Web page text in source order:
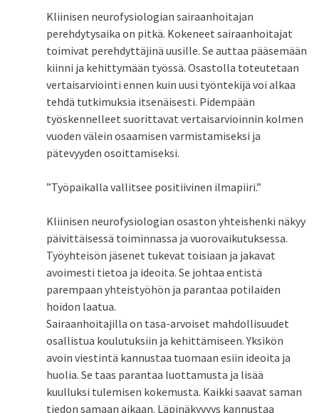
Kliinisen neurofysiologian sairaanhoitajan
perehdytysaika on pitkä. Kokeneet sairaanhoitajat
toimivat perehdyttäjinä uusille. Se auttaa pääsemään
kiinni ja kehittymään työssä. Osastolla toteutetaan
vertaisarviointi ennen kuin uusi työntekijä voi alkaa
tehdä tutkimuksia itsenäisesti. Pidempään
työskennelleet suorittavat vertaisarvioinnin kolmen
vuoden välein osaamisen varmistamiseksi ja
pätevyyden osoittamiseksi.
”Työpaikalla vallitsee positiivinen ilmapiiri.”
Kliinisen neurofysiologian osaston yhteishenki näkyy
päivittäisessä toiminnassa ja vuorovaikutuksessa.
Työyhteisön jäsenet tukevat toisiaan ja jakavat
avoimesti tietoa ja ideoita. Se johtaa entistä
parempaan yhteistyöhön ja parantaa potilaiden
hoidon laatua.
Sairaanhoitajilla on tasa-arvoiset mahdollisuudet
osallistua koulutuksiin ja kehittämiseen. Yksikön
avoin viestintä kannustaa tuomaan esiin ideoita ja
huolia. Se taas parantaa luottamusta ja lisää
kuulluksi tulemisen kokemusta. Kaikki saavat saman
tiedon samaan aikaan. Läpinäkyvyys kannustaa